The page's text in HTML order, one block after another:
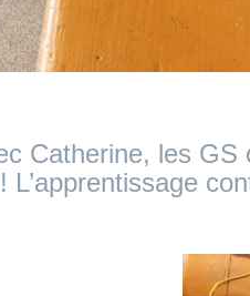
Catherine, les GS